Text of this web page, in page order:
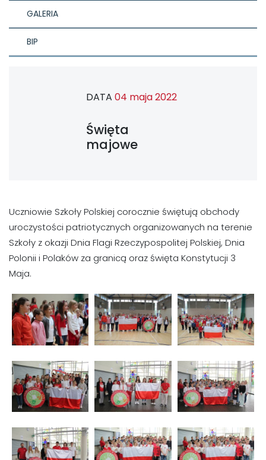
GALERIA
BIP
DATA 04 maja 2022
Święta
majowe
Uczniowie Szkoły Polskiej corocznie świętują obchody
uroczystości patriotycznych organizowanych na terenie
Szkoły z okazji Dnia Flagi Rzeczypospolitej Polskiej, Dnia
Polonii i Polaków za granicą oraz święta Konstytucji 3
Maja.